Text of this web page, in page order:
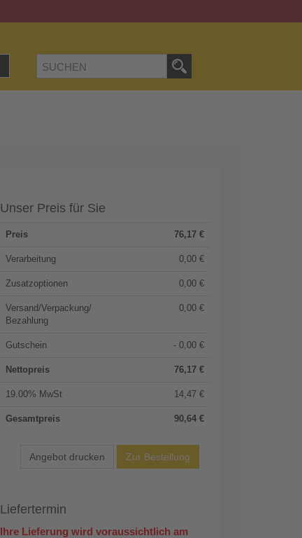
Unser Preis für Sie
Preis 76,17 €
Verarbeitung 0,00 €
Zusatzoptionen 0,00 €
Versand/Verpackung/
Bezahlung
0,00 €
Gutschein - 0,00 €
Nettopreis 76,17 €
19.00% MwSt 14,47 €
Gesamtpreis 90,64 €
Angebot drucken
Liefertermin
Ihre Lieferung wird voraussichtlich am